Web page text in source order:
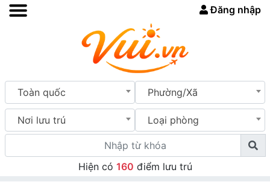
Đăng nhập
Toàn quốc Phường/Xã
Nơi lưu trú Loại phòng
Hiện có 160 điểm lưu trú